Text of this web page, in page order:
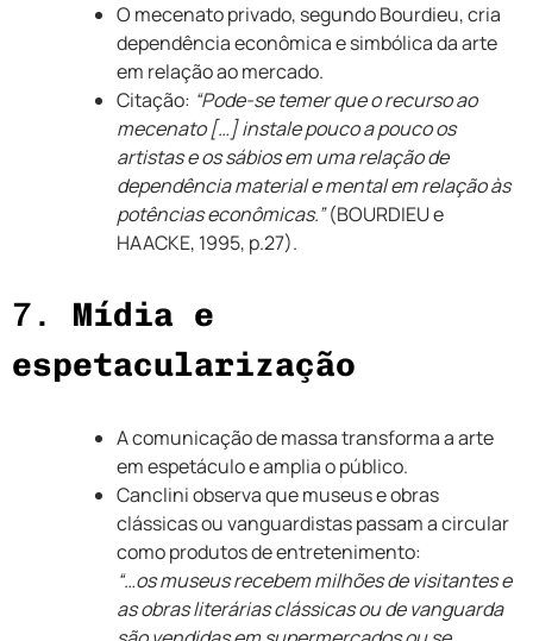
O mecenato privado, segundo Bourdieu, cria
dependência econômica e simbólica da arte
em relação ao mercado.
Citação: “Pode-se temer que o recurso ao
mecenato […] instale pouco a pouco os
artistas e os sábios em uma relação de
dependência material e mental em relação às
potências econômicas.”(BOURDIEU e
HAACKE, 1995, p.27).
7. Mídia e
espetacularização
A comunicação de massa transforma a arte
em espetáculo e amplia o público.
Canclini observa que museus e obras
clássicas ou vanguardistas passam a circular
como produtos de entretenimento:
“…os museus recebem milhões de visitantes e
as obras literárias clássicas ou de vanguarda